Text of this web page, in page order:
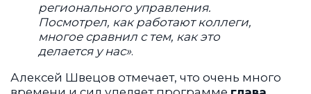
регионального управления.
Посмотрел, как работают коллеги,
многое сравнил с тем, как это
делается у нас».
Алексей Швецов отмечает, что очень много